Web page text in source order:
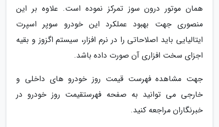
همان موتور درون سوز تمرکز نموده است. علاوه بر این
منصوری جهت بهبود عملکرد این خودرو سوپر اسپرت
ایتالیایی باید اصلاحاتی را در نرم افزار، سیستم اگزوز و بقیه
اجزای سخت افزاری آن صورت داده باشد.
جهت مشاهده فهرست قیمت روز خودرو های داخلی و
خارجی می توانید به صفحه فهرستقیمت روز خودرو در
خبرنگاران مراجعه کنید.